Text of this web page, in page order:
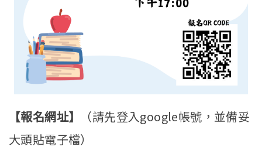
【報名網址】
（請先登入google帳號，並備妥
大頭貼電子檔）